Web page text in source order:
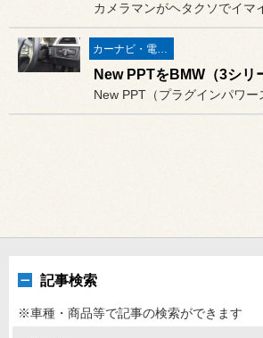
記事検索
※車種・商品等で記事の検索ができます